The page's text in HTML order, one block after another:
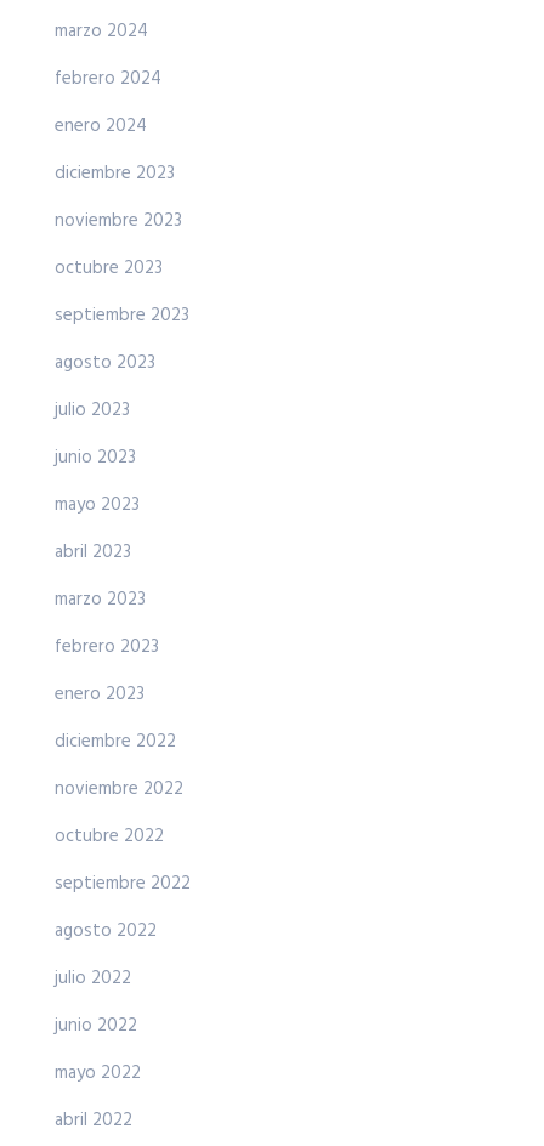
marzo 2024
febrero 2024
enero 2024
diciembre 2023
noviembre 2023
octubre 2023
septiembre 2023
agosto 2023
julio 2023
junio 2023
mayo 2023
abril 2023
marzo 2023
febrero 2023
enero 2023
diciembre 2022
noviembre 2022
octubre 2022
septiembre 2022
agosto 2022
julio 2022
junio 2022
mayo 2022
abril 2022